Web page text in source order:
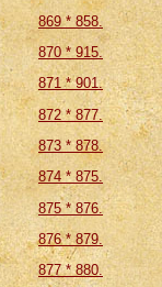
869 * 858.
870 * 915.
871 * 901.
872 * 877.
873 * 878.
874 * 875.
875 * 876.
876 * 879.
877 * 880.